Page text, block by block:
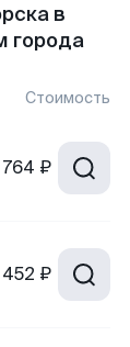
в
города
Стоимость
764 ₽
452 ₽